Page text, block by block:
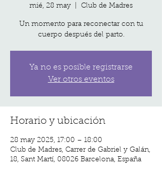
mié, 28 may Club de Madres
Un momento para reconectar con tu
cuerpo después del parto.
Ya no es posible registrarse
Ver otros eventos
Horario y ubicación
28 may 2025, 17:00 – 18:00
Club de Madres, Carrer de Gabriel y Galán,
18, Sant Martí, 08026 Barcelona, España